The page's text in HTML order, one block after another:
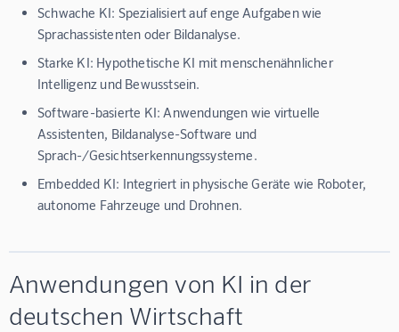
Schwache KI: Spezialisiert auf enge Aufgaben wie
Sprachassistenten oder Bildanalyse.
Starke KI: Hypothetische KI mit menschenähnlicher
Intelligenz und Bewusstsein.
Software-basierte KI: Anwendungen wie virtuelle
Assistenten, Bildanalyse-Software und
Sprach-/Gesichtserkennungssysteme.
Embedded KI: Integriert in physische Geräte wie Roboter,
autonome Fahrzeuge und Drohnen.
Anwendungen von KI in der
deutschen Wirtschaft